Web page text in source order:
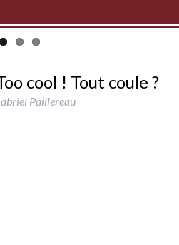
cool ! Tout coule ?
Paillereau